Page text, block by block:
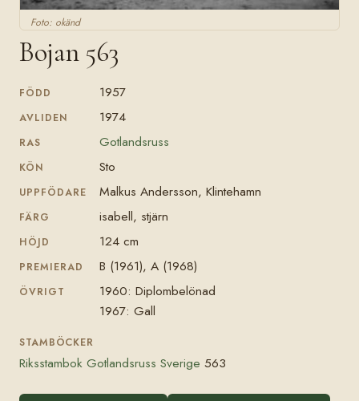
Foto: okänd
Bojan 563
FÖDD 1957
AVLIDEN 1974
RAS Gotlandsruss
KÖN Sto
UPPFÖDARE Malkus Andersson, Klintehamn
FÄRG isabell, stjärn
HÖJD 124 cm
PREMIERAD B (1961), A (1968)
ÖVRIGT
1960: Diplombelönad
1967: Gall
STAMBÖCKER
Riksstambok Gotlandsruss Sverige 563